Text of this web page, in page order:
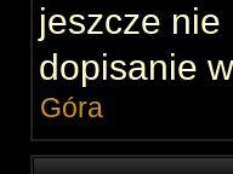
jeszcze nie
dopisanie
Góra